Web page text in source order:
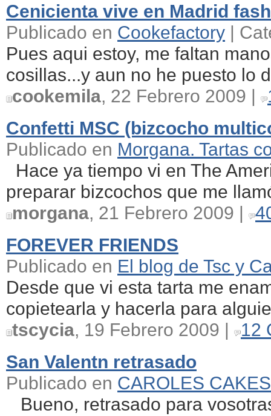
Cenicienta vive en Madrid
Publicado en Cookefactory |
Pues aqui estoy, me faltan
cosillas...y aun no he puesto lo
cookemila, 22 Febrero 2009 |
Confetti MSC (bizcocho
Publicado en Morgana. Tartas
Hace ya tiempo vi en The
preparar bizcochos que me
morgana, 21 Febrero 2009 |
FOREVER FRIENDS
Publicado en El blog de Tsc y
Desde que vi esta tarta me
copietearla y hacerla para
tscycia, 19 Febrero 2009 |
12
San Valentn retrasado
Publicado en CAROLES CAKES
Bueno, retrasado para